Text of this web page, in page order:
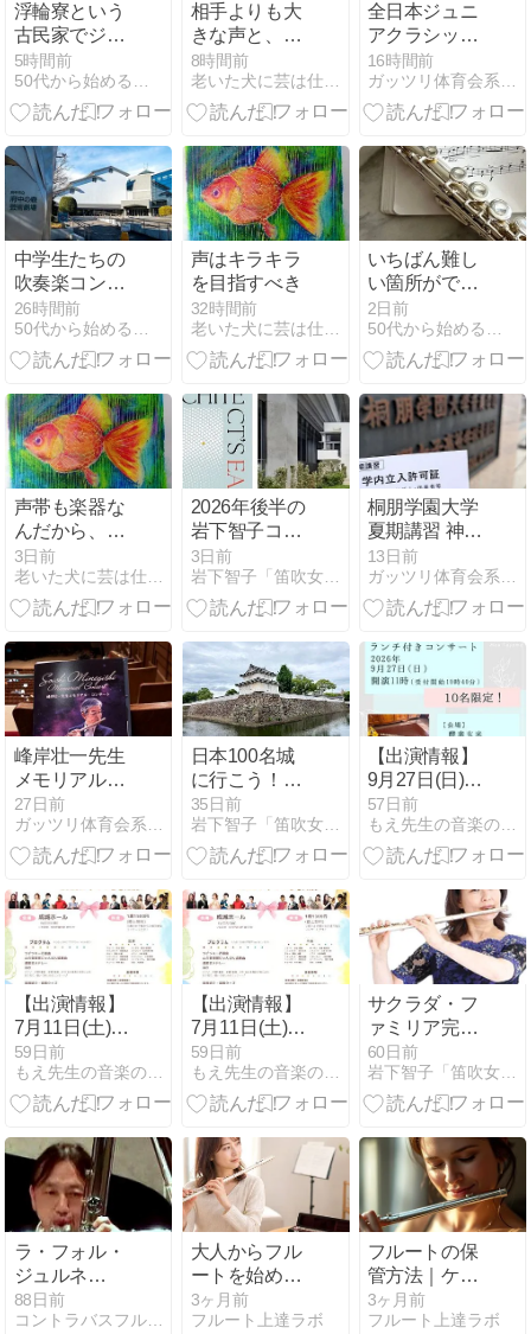
浮輪寮という
古民家でジャ
ズのライブを
聴いてきまし
た 〜町田市 鶴
ピアノ教室
5時間前
相手よりも大
きな声と、エ
ゴは不要なの
です
8時間前
老いた犬に芸は仕込めない？
全日本ジュニ
アクラシック
音楽コンクー
ル 千葉本選 審
査員を務めさ
た
16時間前
中学生たちの
吹奏楽コンク
ール！精一杯
頑張ったね 〜
町田市 鶴川 フ
ノ教室
26時間前
声はキラキラ
を目指すべき
32時間前
老いた犬に芸は仕込めない？
いちばん難し
い箇所ができ
る速さで練習
しよう 〜町田
市 鶴川 フルー
室
2日前
声帯も楽器な
んだから、フ
ルートを思い
浮かべて発声
しよう
3日前
老いた犬に芸は仕込めない？
2026年後半の
岩下智子コン
サート情報
3日前
岩下智子「笛吹女の徒然日記」
桐朋学園大学
夏期講習 神田
寛明先生(桐朋
教授／N響首
席)のレッスン
13日前
峰岸壮一先生
メモリアル・
コンサート ＠
すみだトリフ
ォニー大ホー
27日前
ガッツリ体育会系フルート奏者 中島有子のブログ
日本100名城
に行こう！#
大分府内城
35日前
岩下智子「笛吹女の徒然日記」
【出演情報】
9月27日(日)
aimonet「 フ
ルート二重奏
ランチ付きコ
開催します♪
フルート.35
57日前
もえ先生の音楽の庭 ≪フルート・リトミック・おうちいく≫
【出演情報】
7月11日(土)
「子どもたち
に贈るクラシ
ックコンサー
演します♪ フ
ルートfile.38
59日前
もえ先生の音楽の庭 ≪フルート・リトミック・おうちいく≫
【出演情報】
7月11日(土)
「子どもたち
に贈るクラシ
ックコンサー
演します♪ フ
ルート.33
59日前
もえ先生の音楽の庭 ≪フルート・リトミック・おうちいく≫
サクラダ・フ
ァミリア完成
おめでとうご
ざいます。
60日前
岩下智子「笛吹女の徒然日記」
ラ・フォル・
ジュルネ
TOKYO 2026
LFJエリアコ
88日前
コントラバスフルート吹き「バンブー佐竹」のモノローグ
大人からフル
ートを始める
費用はいく
ら？楽器代・
3ヶ月前
フルート上達ラボ
フルートの保
管方法｜ケー
ス・湿気・ス
タンドで失敗
3ヶ月前
フルート上達ラボ